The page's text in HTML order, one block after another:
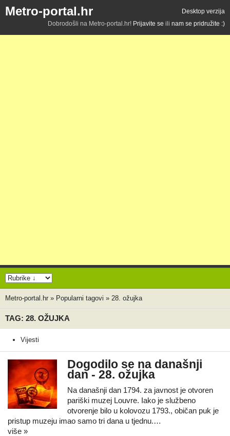
Metro-portal.hr
Desktop verzija
Dobrodošli na Metro-portal.hr! Prijavite se ili nam se pridružite :)
Metro-portal.hr » Popularni tagovi » 28. ožujka
TAG: 28. OŽUJKA
Vijesti
Dogodilo se na današnji
dan - 28. ožujka
Na današnji dan 1794. za javnost je otvoren
pariški muzej Louvre. Iako je službeno
otvorenje bilo u kolovozu 1793., običan puk je
pristup muzeju imao samo tri dana u tjednu.…
više »